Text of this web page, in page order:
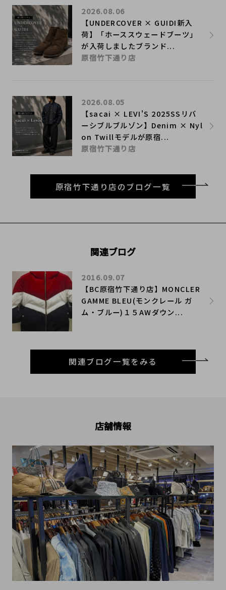
【UNDERCOVER × GUIDI新入
荷】「ホーススウェードブーツ」
が入荷しましたブランド...
2026.08.06
原宿竹下通り店
【sacai × LEVI'S 2025SSリバ
ーシブルブルゾン】Denim × Nyl
on Twillモデルが原宿...
2026.08.05
原宿竹下通り店
原宿竹下通り店のブログ一覧
関連ブログ
【BC原宿竹下通り店】MONCLER
GAMME BLEU(モンクレール ガ
ム・ブルー)１５AWダウン...
2016.09.07
関連ブログ一覧をみる
店舗情報